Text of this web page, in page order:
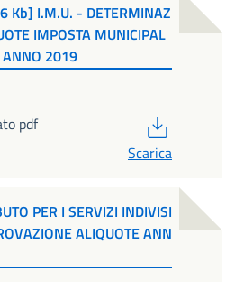
Kb] I.M.U. - DETERMINAZ
IMPOSTA MUNICIPAL
ANNO 2019
pdf
Scarica
PER I SERVIZI INDIVISI
ALIQUOTE ANN